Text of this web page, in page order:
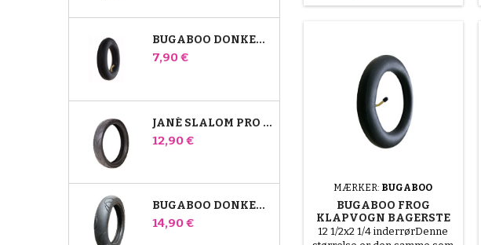
BUGABOO DONKEY STROLLER FRONT AIR CHAMBER
Pris
7,90 €
JANÉ SLALOM PRO OG POWERTWIN STROLLER DÆK
Pris
12,90 €
BUGABOO DONKEY 39X177 KOMPATIBELT BARNEVOGNSDÆK - TIL FORHJULET
Pris
14,90 €
MÆRKER: BUGABOO
BUGABOO FROG
KLAPVOGN BAGERSTE
INDERRØR
12 1/2x2 1/4 inderrørDenne